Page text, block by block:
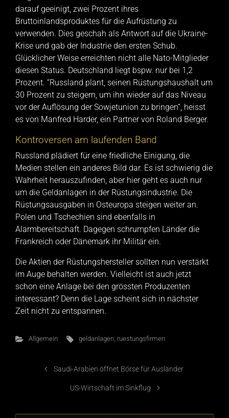
darauf geeinigt, zwei Prozent ihres
Bruttoinlandsproduktes für die Aufrüstung zu
verwenden. Dies geschah als Antwort auf die Ukraine-
Krise und gab der Industrie den ersten Schub.
Glücklicher Weise erreichten nicht alle Nato-Mitglieder
diesen Status. Deutschland liegt bspw. nur bei 1,2
Prozent. “Russland plant, seinen Rüstungshaushalt um
30 Prozent zu steigern, um ihn wieder auf das Niveau
vor der Auflösung der Sowjetunion zu bringen“, heisst
es von Manfred Harder, ein Partner von Roland Berger.
Kontroversen am laufenden Band
Russland plädiert für eine friedliche Einigung, die
Medien stellen ein anderes Bild dar. Es ist schwierig die
Wahrheit herauszufinden, aber hier geht es auch nur
um die Geldanlagen in der Rüstungsindustrie. Die
Rüstungsausgaben in Osteuropa steigen weiter an.
Polen und Tschechien sind ebenfalls in
Alarmbereitschaft. Dagegen schrumpfen Länder die
Frankreich oder Dänemark ihr Militär ein.
Die Aktien der Rüstungshersteller sollten nun verstärkt
im Auge behalten werden. Vielleicht ist auch jetzt
schon eine Anlage bei den grössten Produzenten
interessant? Denn die Lage scheint sich in nächster
Zeit nicht zu entspannen.
Allgemein geldanlagen, ruestungsfirmen
Saudi-Arabien öffnet Börse für Ausländer
US-Wirtschaft im Sinkflug